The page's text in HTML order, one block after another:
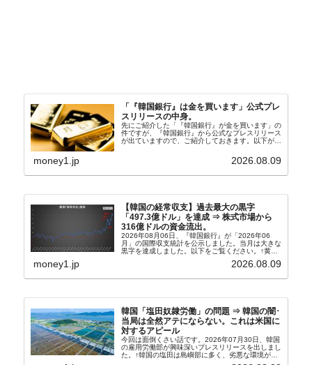
「『韓国銀行』は金を買います」公式プレ
スリリースの中身。
先にご紹介した「『韓国銀行』が金を買います」の
件ですが、『韓国銀行』から公式なプレスリリース
が出ていますので、ご紹介しておきます。以下が全
れ協力体制を構築□『韓国銀行』は、国内生産金の
money1.jp 2026.08.09
【韓国の経常収支】過去最大の黒字
「497.3億ドル」を達成 ⇒ 株式市場から
316億ドルの資金流出。
2026年08月06日、『韓国銀行』が「2026年06
月」の国際収支統計を公示しました。当月は大きな
黒字を達成しました。以下をご覧ください。↑黄色
の経常収支です。2026年06月貿易収支：4...
money1.jp 2026.08.09
韓国「塩田奴隷労働」の問題 ⇒ 韓国の闇･
当局は全然アテにならない。これは米国に
対するアピール
今回は面倒くさい話です。2026年07月30日、韓国
の雇用労働部が興味深いプレスリリースを出しまし
た。↑韓国の塩田は島嶼部に多く、劣悪な環境が一